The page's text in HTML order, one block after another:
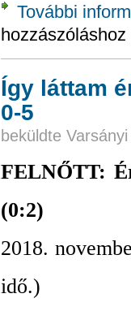
További
hozzászóláshoz
Így láttam
0-5
beküldte
FELNŐTT:
(0:2)
2018.
idő.)